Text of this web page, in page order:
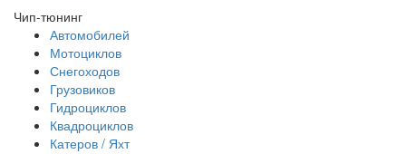
Чип-тюнинг
Автомобилей
Мотоциклов
Снегоходов
Грузовиков
Гидроциклов
Квадроциклов
Катеров / Яхт